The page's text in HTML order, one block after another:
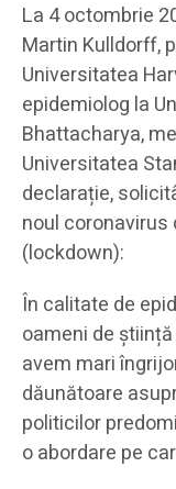
La 4 octombrie
Martin Kulldorff,
Universitatea
epidemiolog la
Bhattacharya,
Universitatea
declarație,
noul
(lockdown):
În calitate de
oameni de
avem mari
dăunătoare
politicilor
o abordare pe